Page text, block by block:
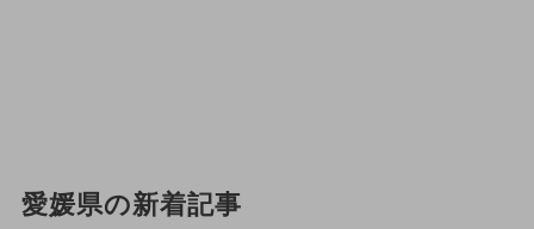
愛媛県の新着記事